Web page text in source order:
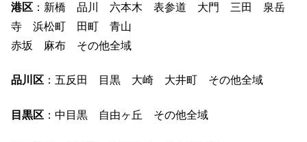
港区 ：新橋 品川 六本木 表参道 大門 三田 泉岳
寺 浜松町 田町 青山
赤坂 麻布 その他全域
品川区 ：五反田 目黒 大崎 大井町 その他全域
目黒区 ：中目黒 自由ヶ丘 その他全域